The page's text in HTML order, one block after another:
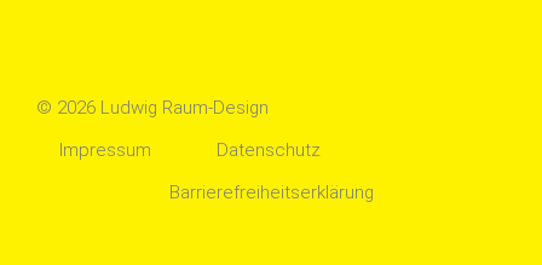
© 2026 Ludwig Raum-Design
Impressum
Datenschutz
Barrierefreiheitserklärung